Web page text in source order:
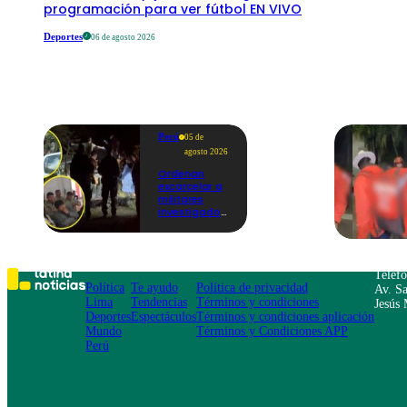
programación para ver fútbol EN VIVO
Deportes 06 de agosto 2026
Perú
05 de
agosto 2026
Ordenan
excarcelar a
militares
investigados
de jóvenes
Colcabamba
Política
Lima
Deportes
Mundo
Perú
Te ayudo
Tendencias
Espectáculos
Política de privacidad
Términos y condiciones
Términos y condiciones aplicación
Términos y Condiciones APP
Av.
Jesús